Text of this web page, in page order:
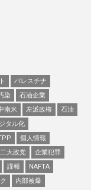
パレスチナ
染
石油企業
南米 左派政権
石油
タル化
個人情報
二大政党
企業犯罪
諜報
NAFTA
内部被爆